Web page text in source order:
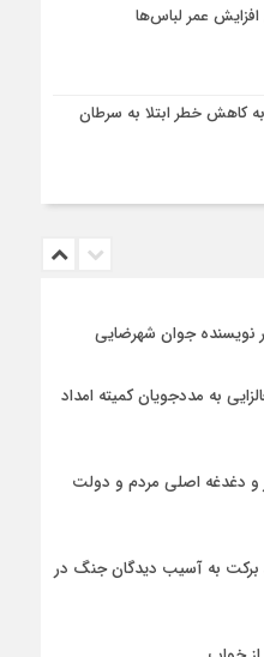
افزایش عمر لباس‌ها
کاهش خطر ابتلا به سرطان
نویسنده جوان شهرضایی
به مددجویان کمیته امداد
و دغدغه اصلی مردم و دولت
برکت به آسیب دیدگان جنگ در